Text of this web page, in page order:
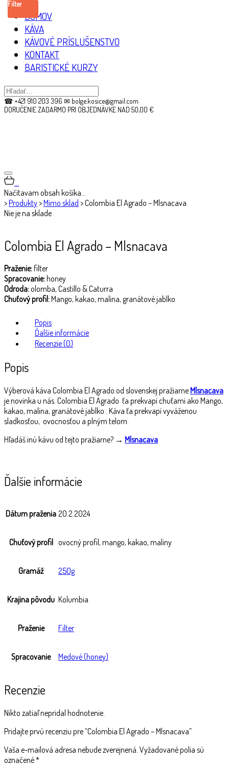
DOMOV
KÁVA
KÁVOVÉ PRÍSLUŠENSTVO
KONTAKT
BARISTICKÉ KURZY
☎ +421 910 203 396 ✉ bolge.kosice@gmail.com
DORUČENIE ZADARMO PRI OBJEDNÁVKE NAD 50,00 €
…
Načítavam obsah košíka…
>Produkty>Mimo sklad >Colombia El Agrado – Mlsnacava
Nie je na sklade
Filter
Colombia El Agrado – Mlsnacava
Praženie:filter
Spracovanie:honey
Odroda:olomba, Castillo & Caturra
Chuťový profil:Mango, kakao, malina, granátové jablko
Popis
Ďalšie informácie
Recenzie (0)
Popis
Výberová káva Colombia El Agrado od slovenskej pražiarneMlsnacava
je novinka u nás. Colombia El Agrado ťa prekvapí chuťami ako Mango,
kakao, malina, granátové jablko . Káva ťa prekvapí vyváženou
sladkosťou, ovocnosťou a plným telom.
Hľadáš inú kávu od tejto pražiarne? → Mlsnacava
Ďalšie informácie
Dátum praženia 20.2.2024
Chuťový profil ovocný profil, mango, kakao, maliny
Gramáž 250g
Krajina pôvodu Kolumbia
Praženie Filter
Spracovanie Medové (honey)
Recenzie
Nikto zatiaľ nepridal hodnotenie.
Pridajte prvú recenziu pre “Colombia El Agrado – Mlsnacava”
Vaša e-mailová adresa nebude zverejnená. Vyžadované polia sú
označené*